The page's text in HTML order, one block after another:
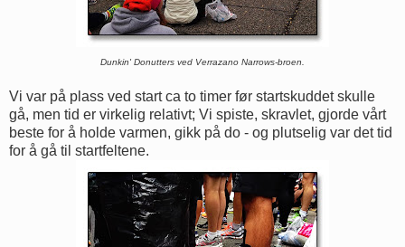
Dunkin' Donutters ved Verrazano Narrows-broen.
Vi var på plass ved start ca to timer før startskuddet skulle
gå, men tid er virkelig relativt; Vi spiste, skravlet, gjorde vårt
beste for å holde varmen, gikk på do - og plutselig var det tid
for å gå til startfeltene.